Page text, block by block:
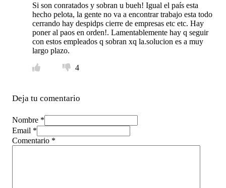
Si son conratados y sobran u bueh! Igual el país esta
hecho pelota, la gente no va a encontrar trabajo esta todo
cerrando hay despidps cierre de empresas etc etc. Hay
poner al paos en orden!. Lamentablemente hay q seguir
con estos empleados q sobran xq la.solucion es a muy
largo plazo.
4
Deja tu comentario
Nombre *
Email *
Comentario *